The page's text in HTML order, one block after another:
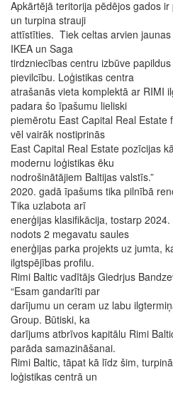
Apkārtējā teritorija pēdējos gados
un turpina strauji
attīstīties. Tiek celtas arvien
IKEA un Saga
tirdzniecības centru izbūve
pievilcību. Loģistikas centra
atrašanās vieta komplektā ar RIMI
padara šo īpašumu lieliski
piemērotu East Capital Real
vēl vairāk nostiprinās
East Capital Real Estate pozīcijas
modernu loģistikas ēku
nodrošinātājiem Baltijas valstīs.”
2020. gadā īpašums tika pilnībā
Tika uzlabota arī
enerģijas klasifikācija, tostarp
nodots 2 megavatu saules
enerģijas parka projekts uz jumta,
ilgtspējības profilu.
Rimi Baltic vadītājs Giedrjus
“Esam gandarīti par
darījumu un ceram uz labu
Group. Būtiski, ka
darījums atbrīvos kapitālu Rimi
parāda samazināšanai.
Rimi Baltic, tāpat kā līdz šim,
loģistikas centrā un